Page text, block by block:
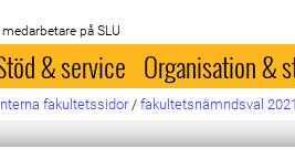
på SLU
& service Organisation &
fakultetssidor / fakultetsnämndsval 2021